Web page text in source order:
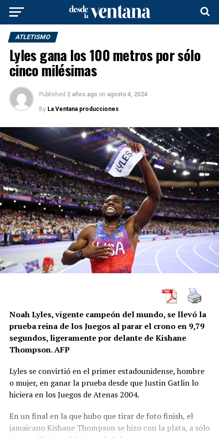
ATLETISMO
Lyles gana los 100 metros por sólo
cinco milésimas
Published 2 años ago on agosto 4, 2024
By La Ventana producciones
Noah Lyles, vigente campeón del mundo, se llevó la
prueba reina de los Juegos al parar el crono en 9,79
segundos, ligeramente por delante de Kishane
Thompson. AFP
Lyles se convirtió en el primer estadounidense, hombre
o mujer, en ganar la prueba desde que Justin Gatlin lo
hiciera en los Juegos de Atenas 2004.
En un final en la que hubo que tirar de foto finish, el
jamaicano Kishane Thompson se hizo con la plata, a sólo